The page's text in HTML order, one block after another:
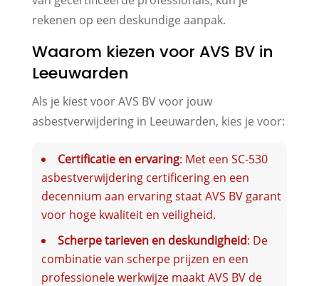
rekenen op een deskundige aanpak.
Waarom kiezen voor AVS BV in
Leeuwarden
Als je kiest voor AVS BV voor jouw
asbestverwijdering in Leeuwarden, kies je voor:
Certificatie en ervaring: Met een SC-530
asbestverwijdering certificering en een
decennium aan ervaring staat AVS BV garant
voor hoge kwaliteit en veiligheid.
Scherpe tarieven en deskundigheid: De
combinatie van scherpe prijzen en een
professionele werkwijze maakt AVS BV de